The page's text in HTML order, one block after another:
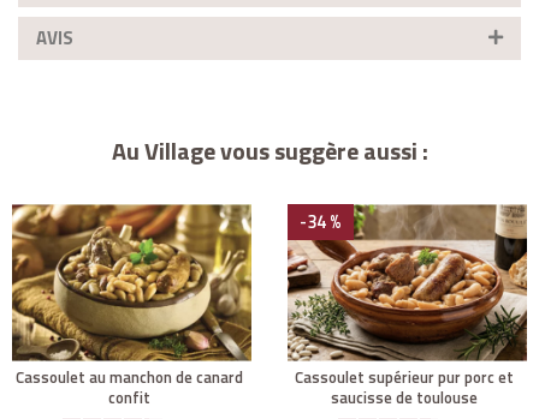
AVIS
Au Village vous suggère aussi :
cassoulet au manchon de canard
confit
cassoulet supérieur pur porc et
saucisse de toulouse
-34 %